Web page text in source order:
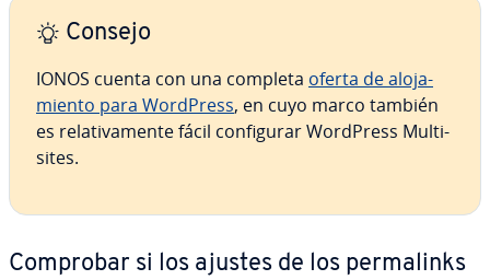
Consejo
IONOS cuenta con una completa oferta de alo­ja­
mie­n­to para WordPress, en cuyo marco también
es re­la­ti­va­me­n­te fácil co­n­fi­gu­rar WordPress Mu­l­ti­
si­tes.
Comprobar si los ajustes de los pe­r­ma­li­n­ks